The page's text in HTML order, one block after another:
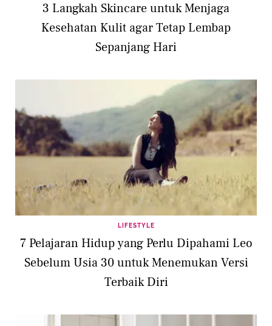
3 Langkah Skincare untuk Menjaga
Kesehatan Kulit agar Tetap Lembap
Sepanjang Hari
LIFESTYLE
7 Pelajaran Hidup yang Perlu Dipahami Leo
Sebelum Usia 30 untuk Menemukan Versi
Terbaik Diri